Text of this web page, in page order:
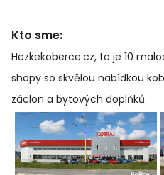
Kto sme:
Hezkekoberce.cz, to je 10
shopy so skvělou nabídkou
záclon a bytových doplňků.